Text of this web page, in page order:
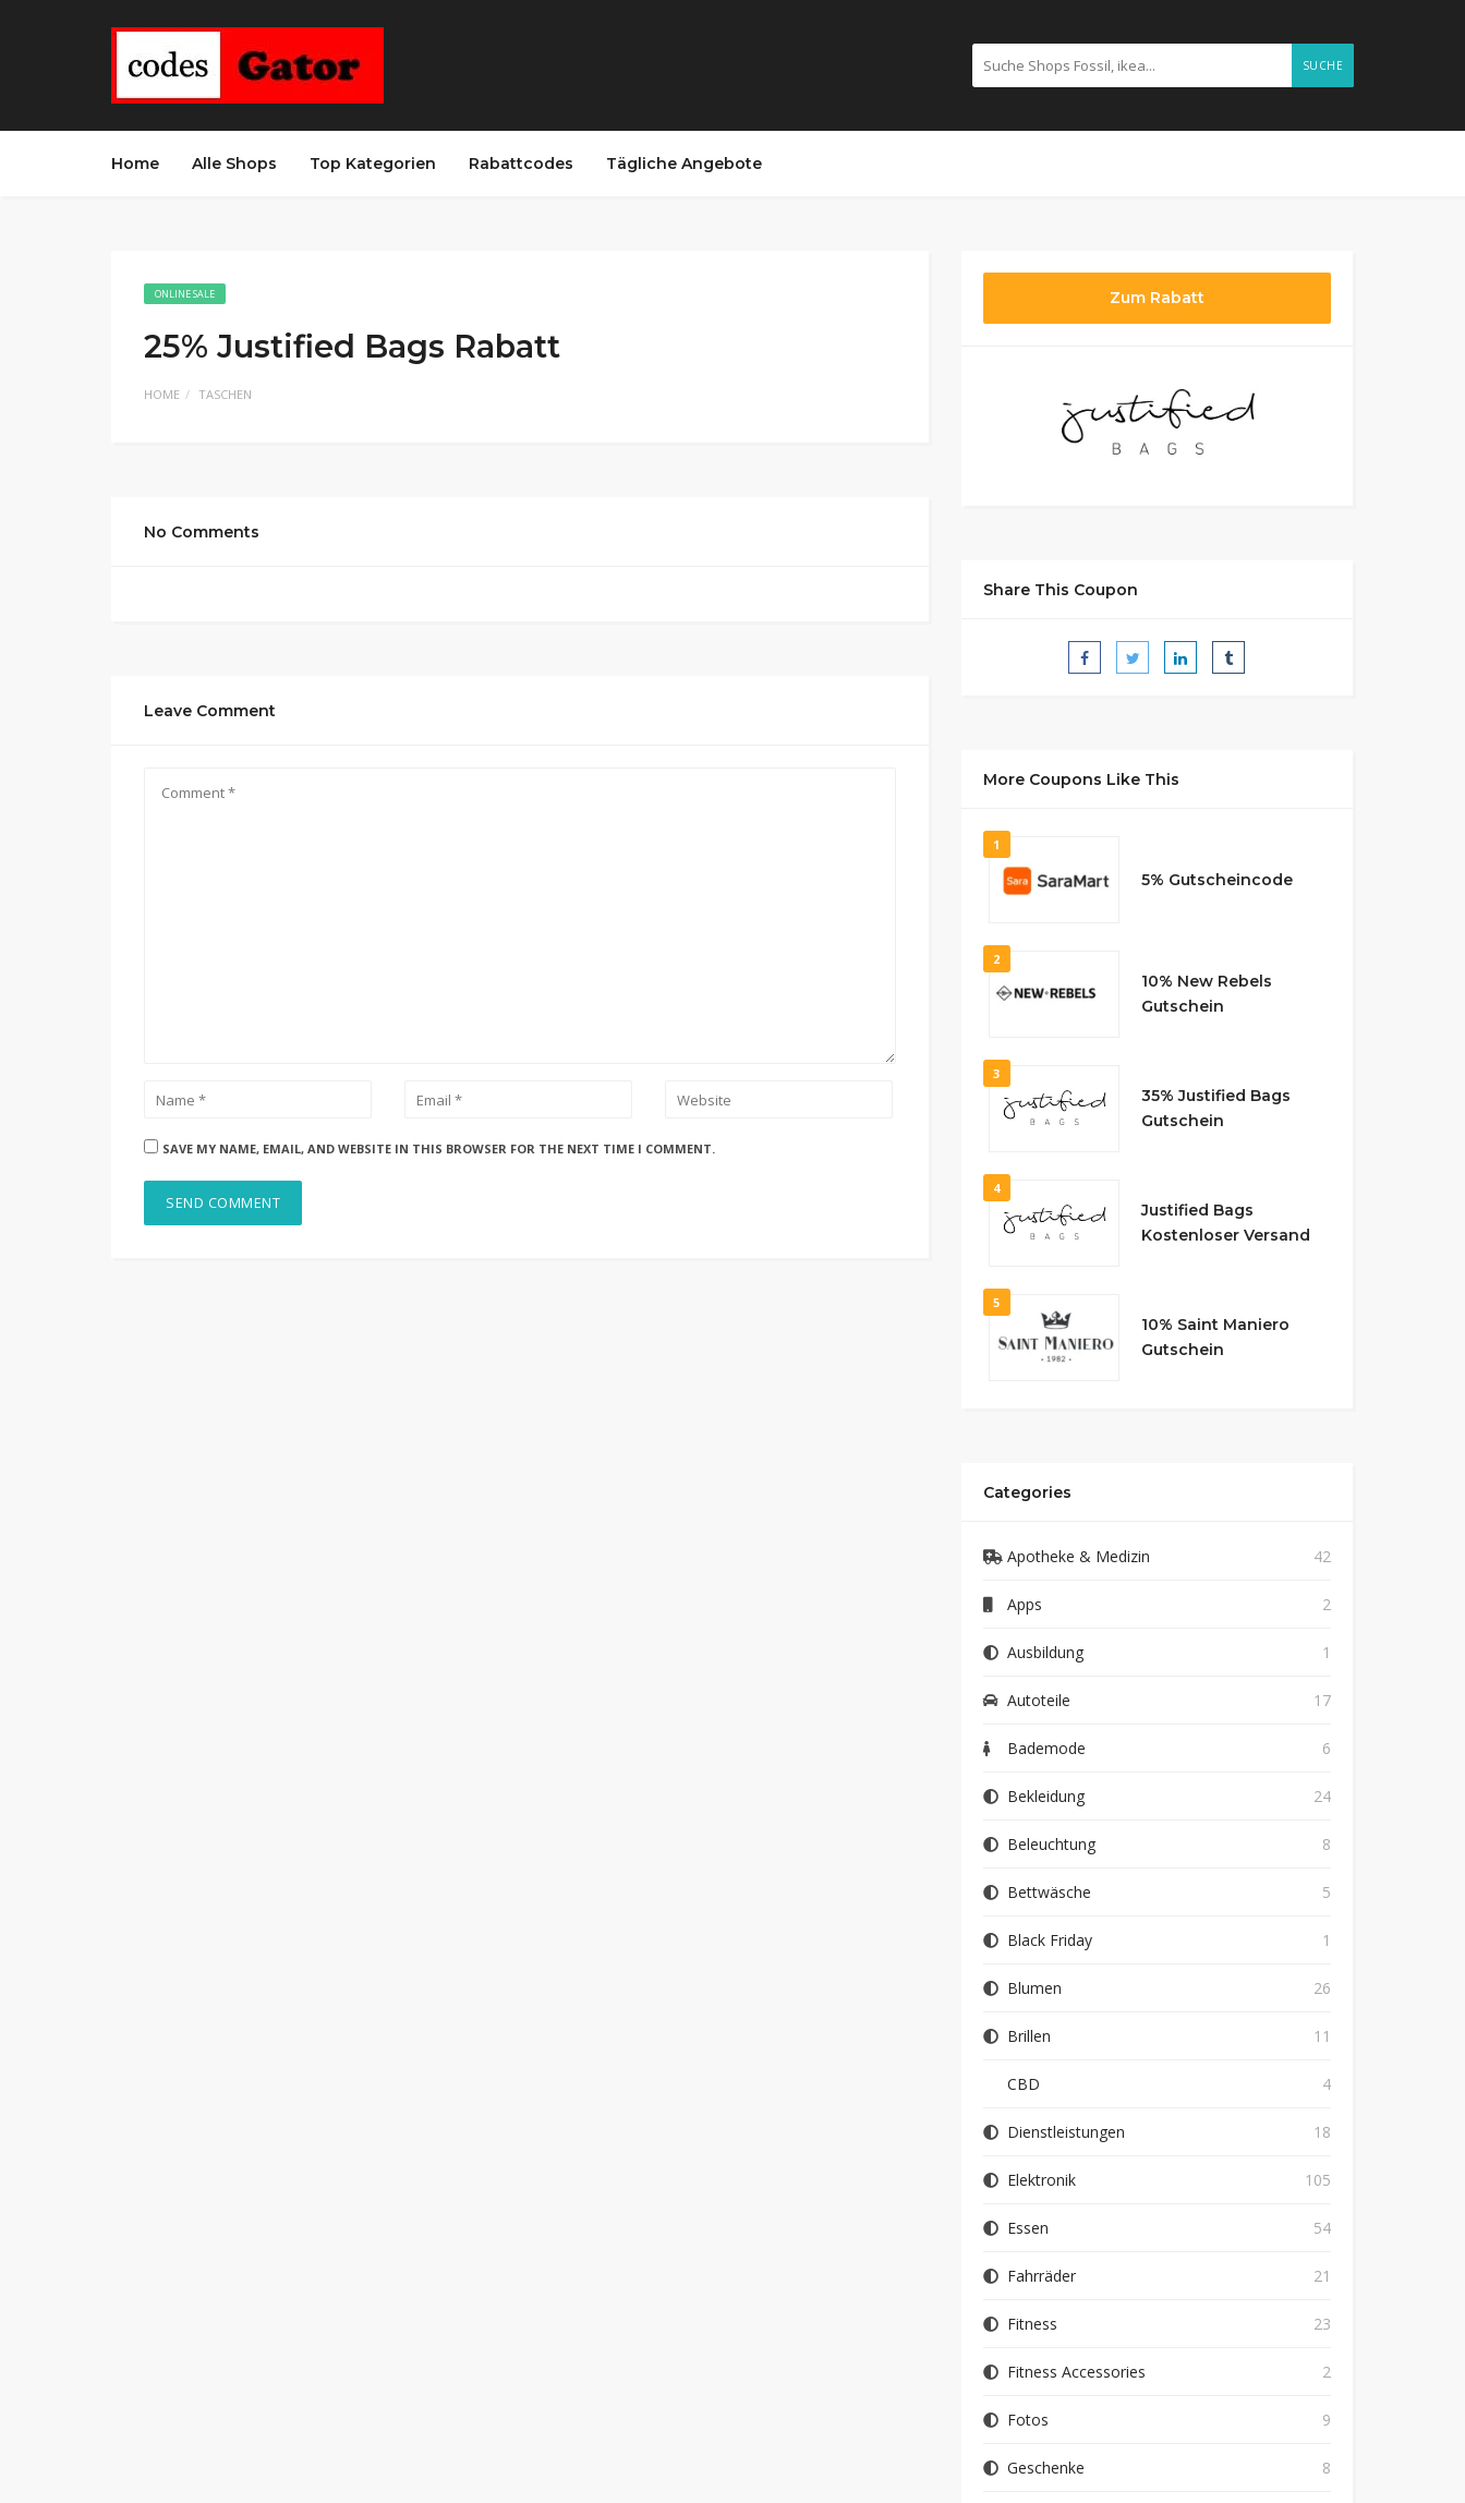
SUCHE
Home Alle Shops Top Kategorien Rabattcodes Tägliche Angebote
ONLINE SALE
25% Justified Bags Rabatt
HOME TASCHEN
No Comments
Leave Comment
SAVE MY NAME, EMAIL, AND WEBSITE IN THIS BROWSER FOR THE NEXT TIME I COMMENT.
Zum Rabatt
Share This Coupon
More Coupons Like This
1
5% Gutscheincode
2
10% New Rebels
Gutschein
3
35% Justified Bags
Gutschein
4
Justified Bags
Kostenloser Versand
5
10% Saint Maniero
Gutschein
Categories
Apotheke & Medizin 42
Apps 2
Ausbildung 1
Autoteile 17
Bademode 6
Bekleidung 24
Beleuchtung 8
Bettwäsche 5
Black Friday 1
Blumen 26
Brillen 11
CBD 4
Dienstleistungen 18
Elektronik 105
Essen 54
Fahrräder 21
Fitness 23
Fitness Accessories 2
Fotos 9
Geschenke 8